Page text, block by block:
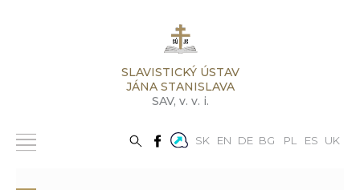
SLAVISTICKÝ ÚSTAV
JÁNA STANISLAVA
SAV, v. v. i.
UK
ES
PL
BG
DE
EN
SK